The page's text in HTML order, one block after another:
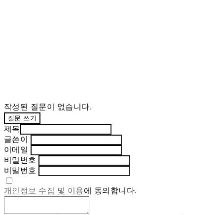
작성된 질문이 없습니다.
질문 쓰기
제목
글쓴이
이메일
비밀번호
비밀번호
개인정보 수집 및 이용에 동의합니다.